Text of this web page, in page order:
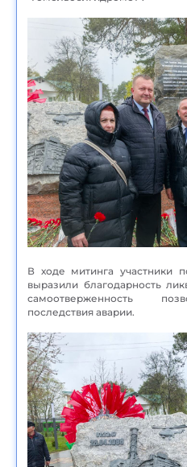
В ходе митинга участники
выразили благодарность
самоотверженность
последствия аварии.